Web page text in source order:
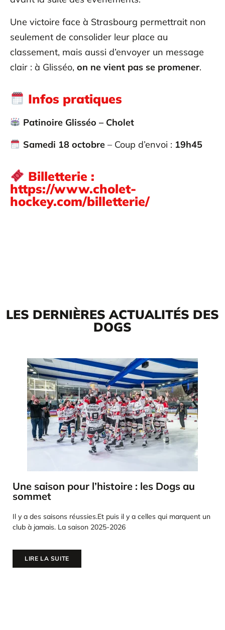
Une victoire face à Strasbourg permettrait non
seulement de consolider leur place au
classement, mais aussi d’envoyer un message
clair : à Glisséo, on ne vient pas se promener.
Infos pratiques
Patinoire Glisséo – Cholet
Samedi 18 octobre – Coup d’envoi : 19h45
Billetterie :
https://www.cholet-
hockey.com/billetterie/
LES DERNIÈRES ACTUALITÉS DES
DOGS
Une saison pour l’histoire : les Dogs au
sommet
Il y a des saisons réussies.Et puis il y a celles qui marquent un
club à jamais. La saison 2025-2026
LIRE LA SUITE